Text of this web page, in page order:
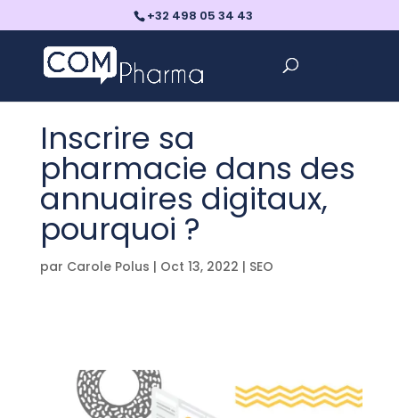
+32 498 05 34 43
Inscrire sa
pharmacie dans des
annuaires digitaux,
pourquoi ?
par Carole Polus | Oct 13, 2022 | SEO